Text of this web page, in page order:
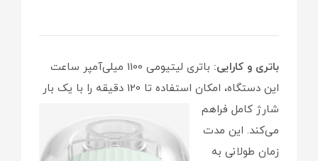
باتری و کارایی:
باتری لیتیومی 1100 میلی‌آمپر ساعت
این دستگاه، امکان استفاده تا 120 دقیقه را با یک
بار
شارژ کامل فراهم
می‌کند. این مدت
زمان طولانی به